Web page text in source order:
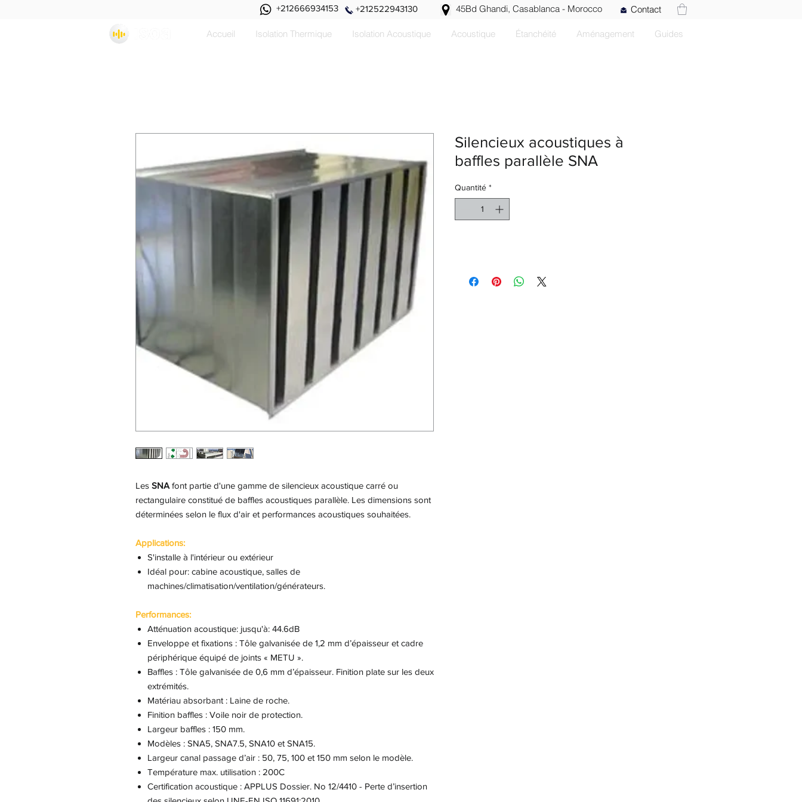
+212666934153 +212522943130 45Bd Ghandi, Casablanca - Morocco Contact
Accueil Isolation Thermique Isolation Acoustique Acoustique Étanchéité Aménagement Guides
Les SNA font partie d'une gamme de silencieux acoustique carré ou
rectangulaire constitué de baffles acoustiques parallèle. Les dimensions sont
déterminées selon le flux d'air et performances acoustiques souhaitées.
Applications:
S'installe à l'intérieur ou extérieur
Idéal pour: cabine acoustique, salles de
machines/climatisation/ventilation/générateurs.
Performances:
Atténuation acoustique: jusqu'à: 44.6dB
Enveloppe et fixations : Tôle galvanisée de 1,2 mm d’épaisseur et cadre
périphérique équipé de joints « METU ».
Baffles : Tôle galvanisée de 0,6 mm d’épaisseur. Finition plate sur les deux
extrémités.
Matériau absorbant : Laine de roche.
Finition baffles : Voile noir de protection.
Largeur baffles : 150 mm.
Modèles : SNA5, SNA7.5, SNA10 et SNA15.
Largeur canal passage d’air : 50, 75, 100 et 150 mm selon le modèle.
Température max. utilisation : 200C
Certification acoustique : APPLUS Dossier. No 12/4410 - Perte d’insertion
Silencieux acoustiques à
baffles parallèle SNA
Quantité *